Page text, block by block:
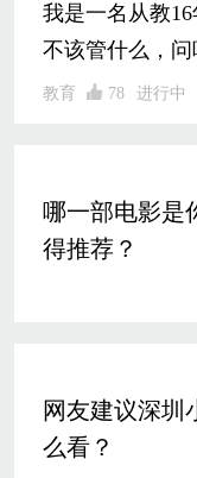
我是一名从教
不该管什么，问
教育 78 进行中
哪一部电影是
得推荐？
网友建议深圳
么看？